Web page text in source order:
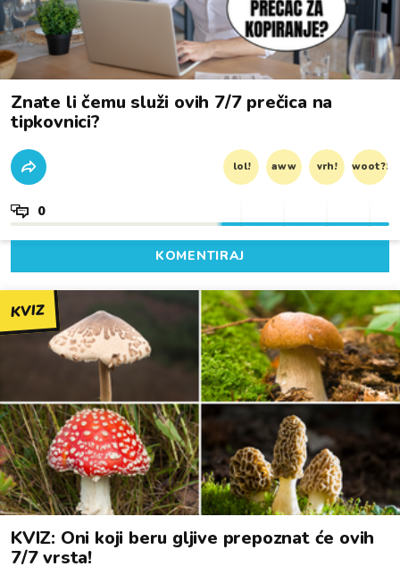
Znate li čemu služi ovih 7/7 prečica na
tipkovnici?
lol! aww vrh! woot?!
0
KOMENTIRAJ
KVIZ
KVIZ: Oni koji beru gljive prepoznat će ovih
7/7 vrsta!